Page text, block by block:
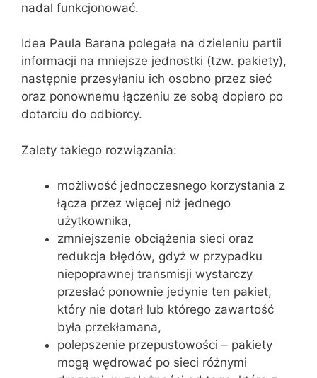
nadal funkcjonować.
Idea Paula Barana polegała na dzieleniu partii
informacji na mniejsze jednostki (tzw. pakiety),
następnie przesyłaniu ich osobno przez sieć
oraz ponownemu łączeniu ze sobą dopiero po
dotarciu do odbiorcy.
Zalety takiego rozwiązania:
możliwość jednoczesnego korzystania z
łącza przez więcej niż jednego
użytkownika,
zmniejszenie obciążenia sieci oraz
redukcja błędów, gdyż w przypadku
niepoprawnej transmisji wystarczy
przesłać ponownie jedynie ten pakiet,
który nie dotarł lub którego zawartość
była przekłamana,
polepszenie przepustowości – pakiety
mogą wędrować po sieci różnymi